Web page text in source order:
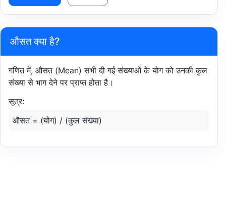
औसत क्या है?
गणित में, औसत (Mean) सभी दी गई संख्याओं के योग को उनकी कुल
संख्या से भाग देने पर प्राप्त होता है।
सूत्र:
औसत = (योग) / (कुल संख्या)